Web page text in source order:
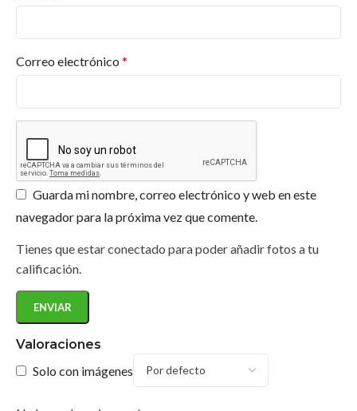
Valoraciones
Solo con imágenes
Correo electrónico *
Guarda mi nombre, correo electrónico y web en este
navegador para la próxima vez que comente.
Tienes que estar conectado para poder añadir fotos a tu
calificación.